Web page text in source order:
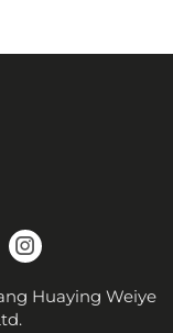
Huaying Weiye